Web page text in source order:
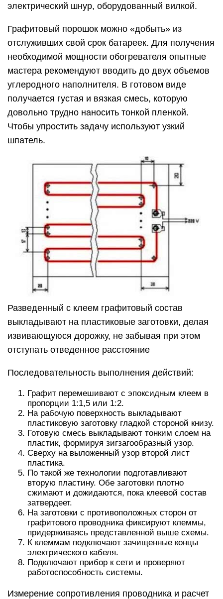
электрический шнур, оборудованный вилкой.
Графитовый порошок можно «добыть» из
отслуживших свой срок батареек. Для получения
необходимой мощности обогревателя опытные
мастера рекомендуют вводить до двух объемов
углеродного наполнителя. В готовом виде
получается густая и вязкая смесь, которую
довольно трудно наносить тонкой пленкой.
Чтобы упростить задачу используют узкий
шпатель.
Разведенный с клеем графитовый состав
выкладывают на пластиковые заготовки, делая
извивающуюся дорожку, не забывая при этом
отступать отведенное расстояние
Последовательность выполнения действий:
Графит перемешивают с эпоксидным клеем в
пропорции 1:1,5 или 1:2.
На рабочую поверхность выкладывают
пластиковую заготовку гладкой стороной книзу.
Готовую смесь выкладывают тонким слоем на
пластик, формируя зигзагообразный узор.
Сверху на выложенный узор второй лист
пластика.
По такой же технологии подготавливают
вторую пластину. Обе заготовки плотно
сжимают и дожидаются, пока клеевой состав
затвердеет.
На заготовки с противоположных сторон от
графитового проводника фиксируют клеммы,
придерживаясь представленной выше схемы.
К клеммам подключают зачищенные концы
электрического кабеля.
Подключают прибор к сети и проверяют
работоспособность системы.
Измерение сопротивления проводника и расчет